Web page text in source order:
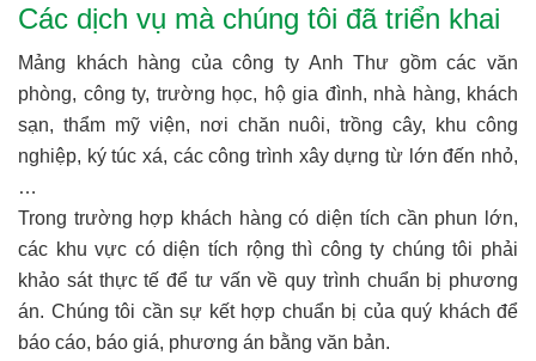
Các dịch vụ mà chúng tôi đã triển khai
Mảng khách hàng của công ty Anh Thư gồm các văn
phòng, công ty, trường học, hộ gia đình, nhà hàng, khách
sạn, thẩm mỹ viện, nơi chăn nuôi, trồng cây, khu công
nghiệp, ký túc xá, các công trình xây dựng từ lớn đến nhỏ,
…
Trong trường hợp khách hàng có diện tích cần phun lớn,
các khu vực có diện tích rộng thì công ty chúng tôi phải
khảo sát thực tế để tư vấn về quy trình chuẩn bị phương
án. Chúng tôi cần sự kết hợp chuẩn bị của quý khách để
báo cáo, báo giá, phương án bằng văn bản.